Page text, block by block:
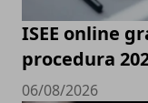
ISEE online
procedura
06/08/2026